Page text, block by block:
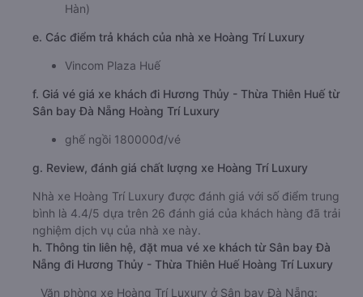
Hàn)
e. Các điểm trả khách của nhà xe Hoàng Trí Luxury
Vincom Plaza Huế
f. Giá vé giá xe khách đi Hương Thủy - Thừa Thiên Huế từ
Sân bay Đà Nẵng Hoàng Trí Luxury
ghế ngồi 180000đ/vé
g. Review, đánh giá chất lượng xe Hoàng Trí Luxury
Nhà xe Hoàng Trí Luxury được đánh giá với số điểm trung
bình là 4.4/5 dựa trên 26 đánh giá của khách hàng đã trải
nghiệm dịch vụ của nhà xe này.
h. Thông tin liên hệ, đặt mua vé xe khách từ Sân bay Đà
Nẵng đi Hương Thủy - Thừa Thiên Huế Hoàng Trí Luxury
Văn phòng xe Hoàng Trí Luxury ở Sân bay Đà Nẵng: